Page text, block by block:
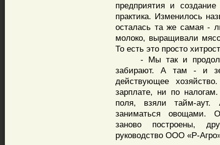
предприятия и
практика. Изменилось
осталась та же самая -
молоко, выращивали
То есть это просто
- Мы так и
забирают. А там - и
действующее
зарплате, ни по
поля, взяли тайм-
заниматься овощами.
заново построены,
руководство ООО «Р-